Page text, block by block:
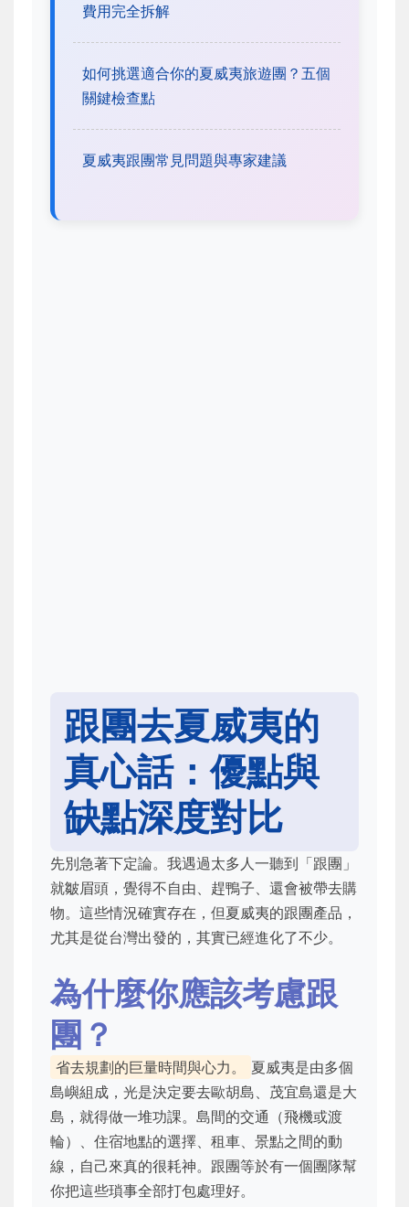
費用完全拆解
如何挑選適合你的夏威夷旅遊團？五個
關鍵檢查點
夏威夷跟團常見問題與專家建議
跟團去夏威夷的
真心話：優點與
缺點深度對比
先別急著下定論。我遇過太多人一聽到「跟團」
就皺眉頭，覺得不自由、趕鴨子、還會被帶去購
物。這些情況確實存在，但夏威夷的跟團產品，
尤其是從台灣出發的，其實已經進化了不少。
為什麼你應該考慮跟
團？
省去規劃的巨量時間與心力。
夏威夷是由多個
島嶼組成，光是決定要去歐胡島、茂宜島還是大
島，就得做一堆功課。島間的交通（飛機或渡
輪）、住宿地點的選擇、租車、景點之間的動
線，自己來真的很耗神。跟團等於有一個團隊幫
你把這些瑣事全部打包處理好。